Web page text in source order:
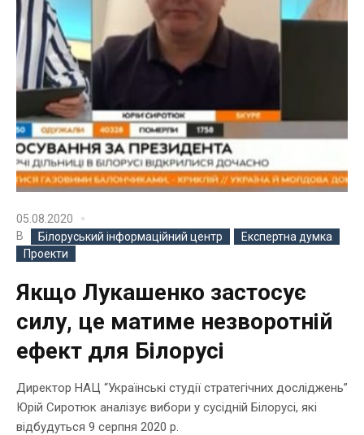
05.08.2020
В
Білоруський інформаційний центр
Експертна думка
Проекти
Якщо Лукашенко застосує
силу, це матиме незворотній
ефект для Білорусі
Директор НАЦ “Українські студії стратегічних досліджень”
Юрій Сиротюк аналізує вибори у сусідній Білорусі, які
відбудуться 9 серпня 2020 р.